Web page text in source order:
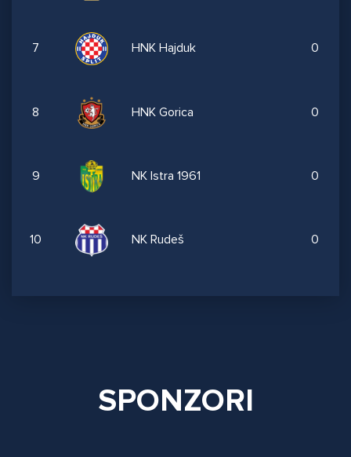
7 HNK Hajduk 0
8 HNK Gorica 0
9 NK Istra 1961 0
10 NK Rudeš 0
SPONZORI